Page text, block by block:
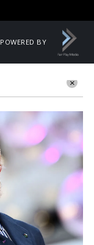
POWERED BY